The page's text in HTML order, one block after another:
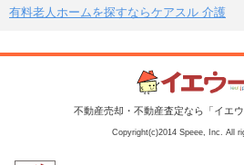
有料老人ホームを探すならケアスル 介護
不動産売却・不動産査定なら「イエウ
Copyright(c)2014 Speee, Inc. All